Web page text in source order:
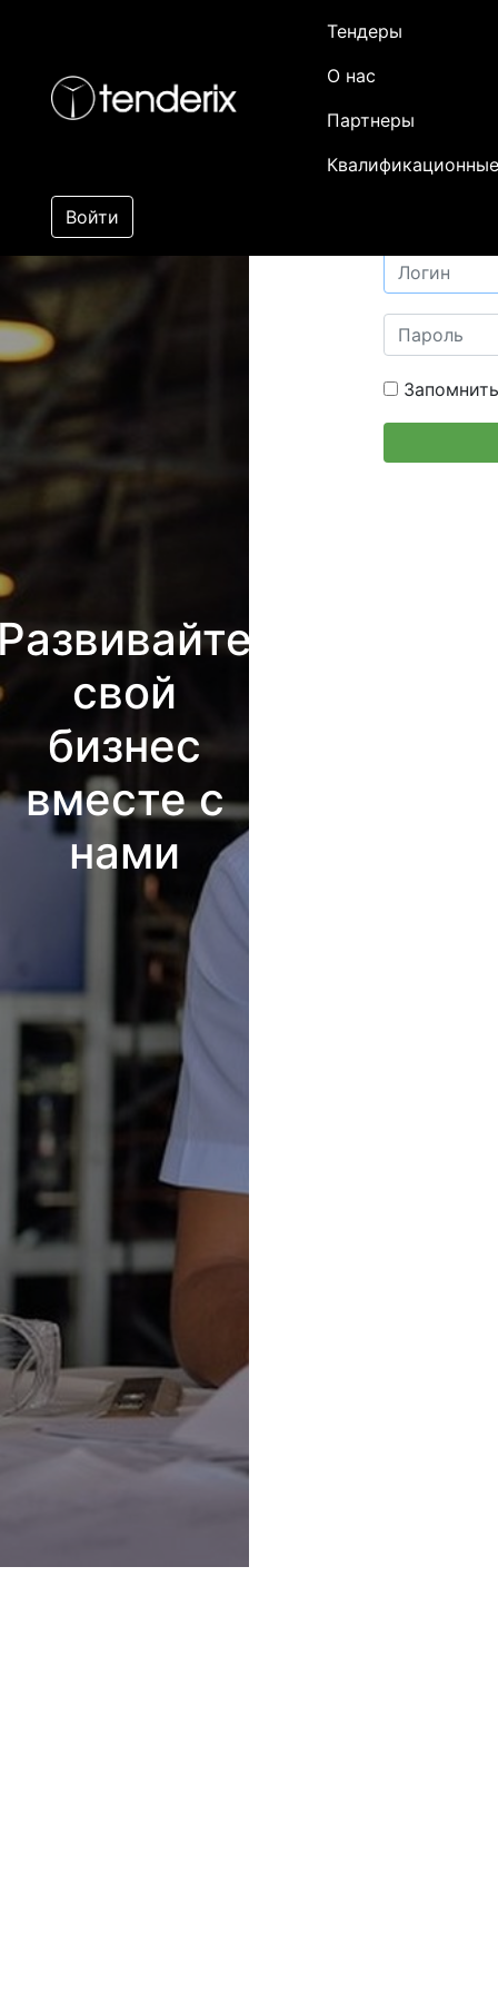
Тендеры
О нас
Партнеры
Войти
свой
бизнес
вместе с
нами